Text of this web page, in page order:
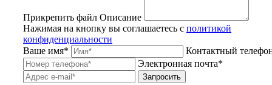
Прикрепить файл Описание
Нажимая на кнопку вы соглашаетесь с политикой
конфиденциальности
Ваше имя*
Контактный
Электронная почта*
Запросить